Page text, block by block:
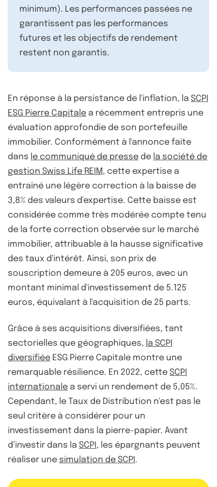
minimum). Les performances passées ne
garantissent pas les performances
futures et les objectifs de rendement
restent non garantis.
En réponse à la persistance de l'inflation, la SCPI
ESG Pierre Capitale a récemment entrepris une
évaluation approfondie de son portefeuille
immobilier. Conformément à l'annonce faite
dans le communiqué de presse de la société de
gestion Swiss Life REIM, cette expertise a
entraîné une légère correction à la baisse de
3,8% des valeurs d'expertise. Cette baisse est
considérée comme très modérée compte tenu
de la forte correction observée sur le marché
immobilier, attribuable à la hausse significative
des taux d'intérêt. Ainsi, son prix de
souscription demeure à 205 euros, avec un
montant minimal d'investissement de 5.125
euros, équivalant à l'acquisition de 25 parts.
Grâce à ses acquisitions diversifiées, tant
sectorielles que géographiques, la SCPI
diversifiée ESG Pierre Capitale montre une
remarquable résilience. En 2022, cette SCPI
internationale a servi un rendement de 5,05%.
Cependant, le Taux de Distribution n'est pas le
seul critère à considérer pour un
investissement dans la pierre-papier. Avant
d’investir dans la SCPI , les épargnants peuvent
réaliser une simulation de SCPI .